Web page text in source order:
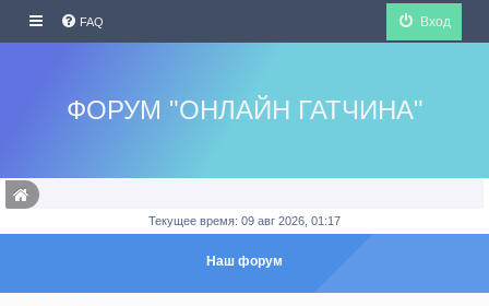
FAQ Вход
ФОРУМ "ОНЛАЙН ГАТЧИНА"
Текущее время: 09 авг 2026, 01:17
Наш форум